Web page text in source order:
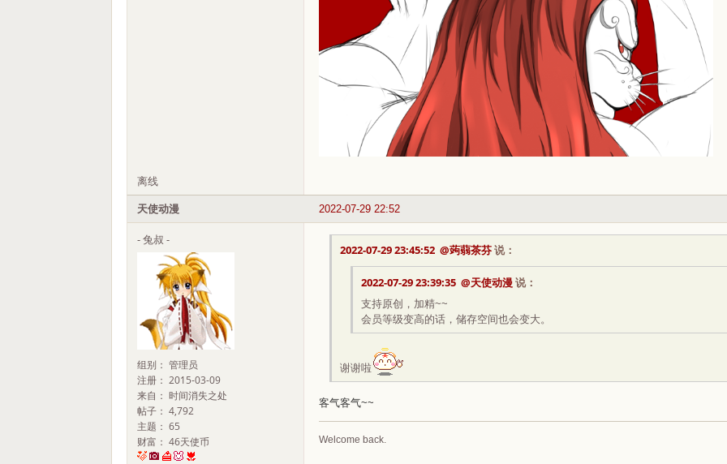
离线
2022-07-29 22:52
天使动漫
- 兔叔 -
组别： 管理员
注册： 2015-03-09
来自： 时间消失之处
帖子： 4,792
主题： 65
财富： 46天使币
2022-07-29 23:45:52 @蒟蒻茶芬说：
2022-07-29 23:39:35 @天使动漫说：
支持原创，加精~~
会员等级变高的话，储存空间也会变大。
谢谢啦
客气客气~~
Welcome back.